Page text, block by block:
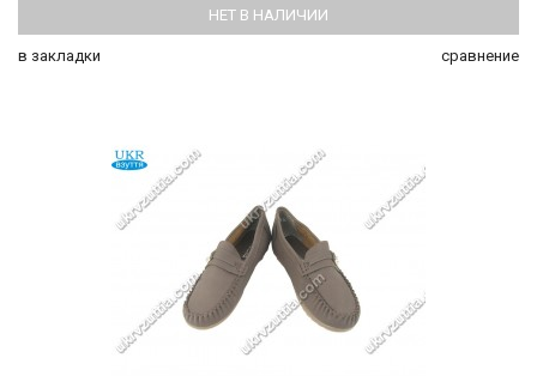
НЕТ В НАЛИЧИИ
в закладки сравнение